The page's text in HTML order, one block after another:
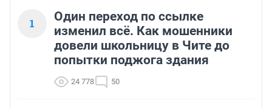
1
Один переход по ссылке
изменил всё. Как мошенники
довели школьницу в Чите до
попытки поджога здания
24 778 50